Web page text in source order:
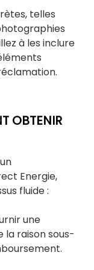
telles
à les inclure
OBTENIR
Energie,
fluide :
une
la raison sous-